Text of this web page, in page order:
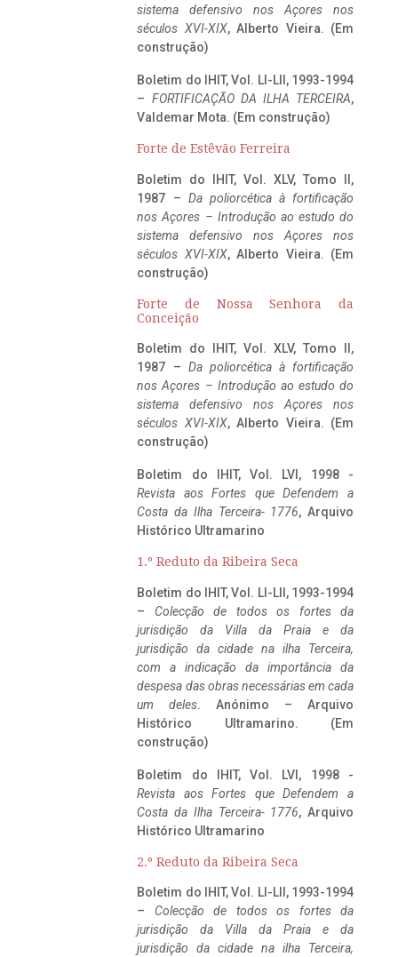
sistema defensivo nos Açores nos
séculos XVI-XIX, Alberto Vieira. (Em
construção)
Boletim do IHIT, Vol. LI-LII, 1993-1994
– FORTIFICAÇÃO DA ILHA TERCEIRA,
Valdemar Mota. (Em construção)
Forte de Estêvão Ferreira
Boletim do IHIT, Vol. XLV, Tomo II,
1987 – Da poliorcética à fortificação
nos Açores – Introdução ao estudo do
sistema defensivo nos Açores nos
séculos XVI-XIX, Alberto Vieira. (Em
construção)
Forte de Nossa Senhora da
Conceição
Boletim do IHIT, Vol. XLV, Tomo II,
1987 – Da poliorcética à fortificação
nos Açores – Introdução ao estudo do
sistema defensivo nos Açores nos
séculos XVI-XIX, Alberto Vieira. (Em
construção)
Boletim do IHIT, Vol. LVI, 1998 -
Revista aos Fortes que Defendem a
Costa da Ilha Terceira- 1776, Arquivo
Histórico Ultramarino
1.º Reduto da Ribeira Seca
Boletim do IHIT, Vol. LI-LII, 1993-1994
– Colecção de todos os fortes da
jurisdição da Villa da Praia e da
jurisdição da cidade na ilha Terceira,
com a indicação da importância da
despesa das obras necessárias em cada
um deles. Anónimo – Arquivo
Histórico Ultramarino. (Em
construção)
Boletim do IHIT, Vol. LVI, 1998 -
Revista aos Fortes que Defendem a
Costa da Ilha Terceira- 1776, Arquivo
Histórico Ultramarino
2.º Reduto da Ribeira Seca
Boletim do IHIT, Vol. LI-LII, 1993-1994
– Colecção de todos os fortes da
jurisdição da Villa da Praia e da
jurisdição da cidade na ilha Terceira,